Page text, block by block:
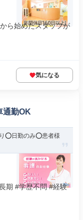
ら始めたスタッフが
気になる
通勤OK
⭕日勤のみ⭕患者様
期 #学歴不問 #経験